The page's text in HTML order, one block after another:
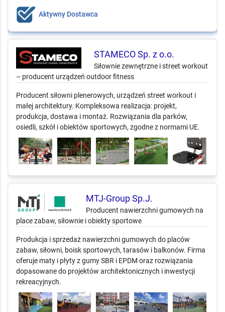
Aktywny Dostawca
STAMECO Sp. z o.o.
Siłownie zewnętrzne i street workout
– producent urządzeń outdoor fitness
Producent siłowni plenerowych, urządzeń street workout i
małej architektury. Kompleksowa realizacja: projekt,
produkcja, dostawa i montaż. Rozwiązania dla parków,
osiedli, szkół i obiektów sportowych, zgodne z normami UE.
MTJ-Group Sp.J.
Producent nawierzchni gumowych na
place zabaw, siłownie i obiekty sportowe
Produkcja i sprzedaż nawierzchni gumowych do placów
zabaw, siłowni, boisk sportowych, tarasów i balkonów. Firma
oferuje maty i płyty z gumy SBR i EPDM oraz rozwiązania
dopasowane do projektów architektonicznych i inwestycji
rekreacyjnych.